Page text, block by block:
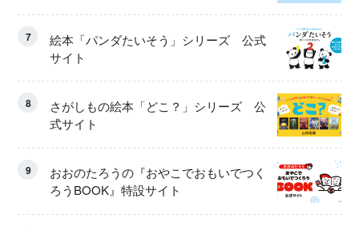
7
絵本「パンダたいそう」シリーズ 公式
サイト
8
さがしもの絵本「どこ？」シリーズ 公
式サイト
9
おおのたろうの『おやこでおもいでつく
ろうBOOK』特設サイト